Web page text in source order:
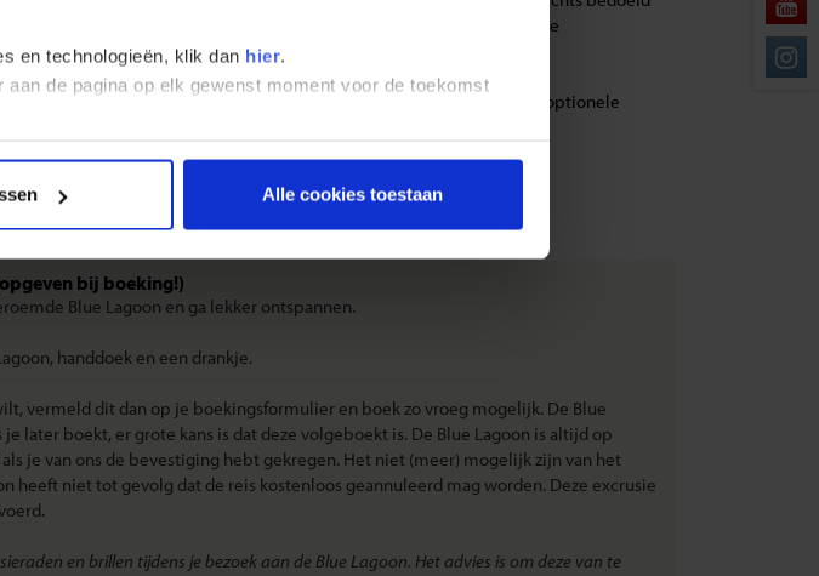
en technologieën, klik dan hier.
de pagina op elk gewenst moment voor de toekomst
Alle cookies toestaan
de entreegelden vaak veranderen, zijn deze niet opgenomen in de
euro's. Ter plekke betaal je de excursies in de lokale munteenheid. De optionele
bij boeking!)
Blue Lagoon en ga lekker ontspannen.
handdoek en een drankje.
vermeld dit dan op je boekingsformulier en boek zo vroeg mogelijk. De Blue
je later boekt, er grote kans is dat deze volgeboekt is. De Blue Lagoon is altijd op
je van ons de bevestiging hebt gekregen. Het niet (meer) mogelijk zijn van het
heeft niet tot gevolg dat de reis kostenloos geannuleerd mag worden. Deze excrusie
en brillen tijdens je bezoek aan de Blue Lagoon. Het advies is om deze van te